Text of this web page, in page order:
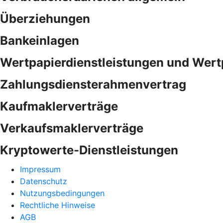
Überziehungen
Bankeinlagen
Wertpapierdienstleistungen und
Zahlungsdiensterahmenvertrag
Kaufmaklerverträge
Verkaufsmaklerverträge
Kryptowerte-Dienstleistungen
Impressum
Datenschutz
Nutzungsbedingungen
Rechtliche Hinweise
AGB